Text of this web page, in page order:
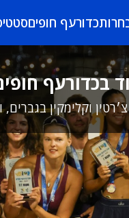
כדורעף חופים
בכדורעף
וקלימקין בגברים,